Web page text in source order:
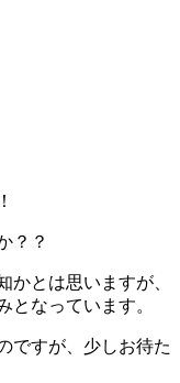
？？
かとは思いますが、
となっています。
ですが、少しお待た